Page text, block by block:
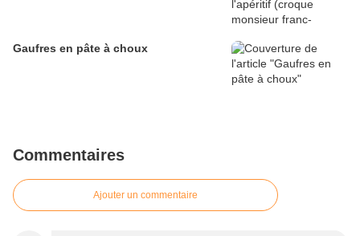
Gaufres en pâte à choux
Commentaires
Ajouter un commentaire